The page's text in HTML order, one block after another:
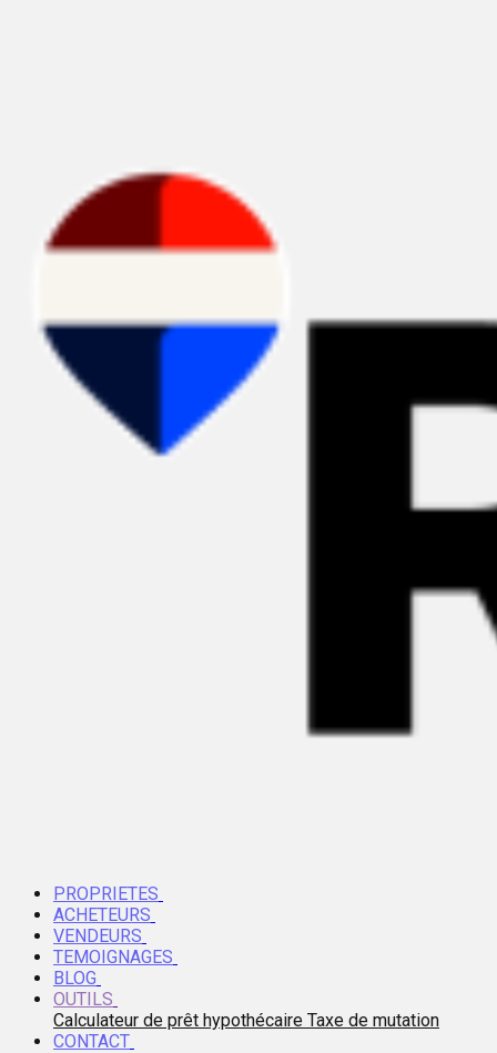
PROPRIETES
ACHETEURS
VENDEURS
TEMOIGNAGES
BLOG
OUTILS
Calculateur de prêt hypothécaire Taxe de mutation
CONTACT